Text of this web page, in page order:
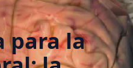
para la